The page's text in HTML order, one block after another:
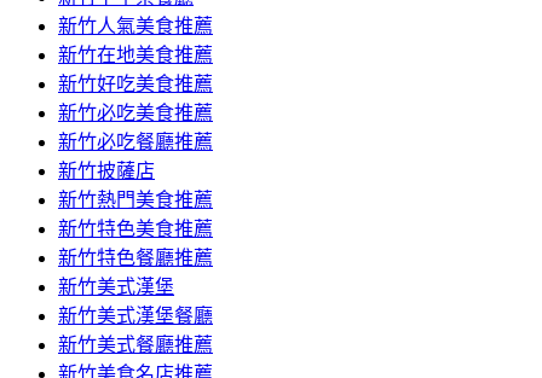
新竹人氣美食推薦
新竹在地美食推薦
新竹好吃美食推薦
新竹必吃美食推薦
新竹必吃餐廳推薦
新竹披薩店
新竹熱門美食推薦
新竹特色美食推薦
新竹特色餐廳推薦
新竹美式漢堡
新竹美式漢堡餐廳
新竹美式餐廳推薦
新竹美食名店推薦